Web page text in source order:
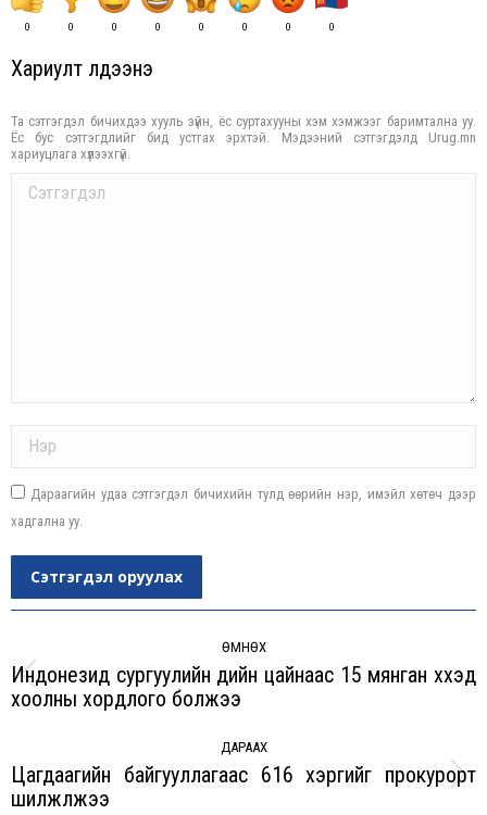
0 0 0 0 0 0 0 0
Хариулт үлдээнэ үү
Та сэтгэгдэл бичихдээ хууль зүйн, ёс суртахууны хэм хэмжээг баримтална уу.
Ёс бус сэтгэгдлийг бид устгах эрхтэй. Мэдээний сэтгэгдэлд Urug.mn
хариуцлага хүлээхгүй.
Comment
Дараагийн удаа сэтгэгдэл бичихийн тулд өөрийн нэр, имэйл хөтөч дээр
хадгална уу.
Сэтгэгдэл оруулах
navigation
ӨМНӨХ
Previous
Индонезид сургуулийн үдийн цайнаас 15 мянган хүүхэд
хоолны хордлого болжээ
ДАРААХ
Next
Цагдаагийн байгууллагаас 616 хэргийг прокурорт
шилжүүлжээ